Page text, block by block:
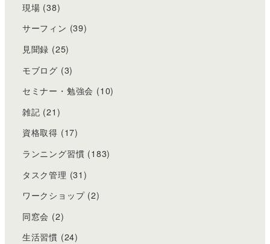
現場 (38)
サーフィン (39)
見聞録 (25)
モブログ (3)
セミナー・勉強会 (10)
雑記 (21)
資格取得 (17)
ランニング習慣 (183)
タスク管理 (31)
ワークショップ(2)
同窓会 (2)
生活習慣 (24)